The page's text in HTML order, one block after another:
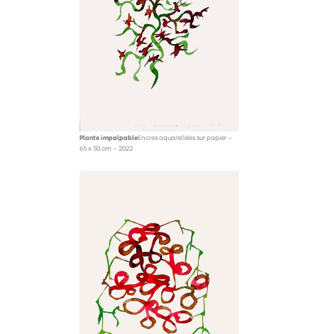
Plante impalpableEncres aquarellées sur papier –
65 x 50 cm – 2022